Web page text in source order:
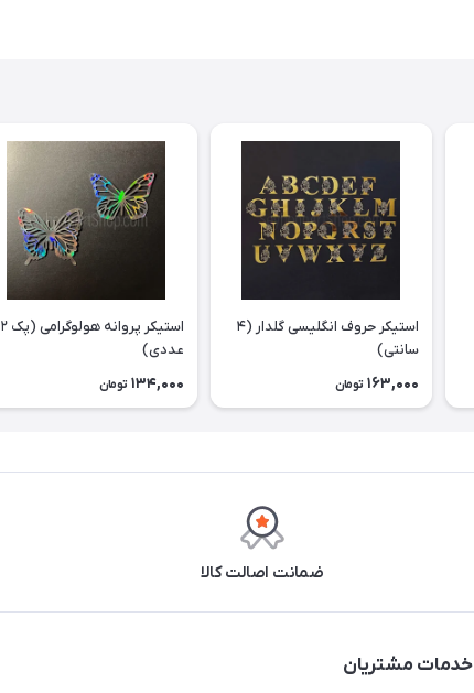
استیکر حروف انگلیسی گلدار (۴
سانتی)
163,000 تومان
استیکر پروانه هولوگرامی (پک ۲
عددی)
134,000 تومان
ضمانت اصالت کالا
خدمات مشتریان